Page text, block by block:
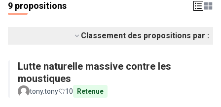
9 propositions
Classement des propositions par :
Lutte naturelle massive contre les
moustiques
tony.tony 10 Retenue